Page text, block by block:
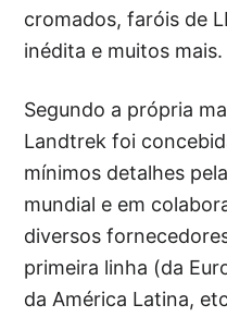
cromados, faróis de
inédita e muitos mais.
Segundo a própria
Landtrek foi
mínimos detalhes
mundial e em
diversos
primeira linha (da
da América Latina,